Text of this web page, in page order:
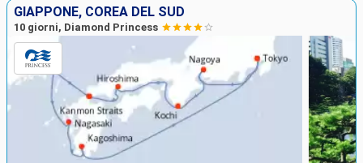
GIAPPONE, COREA DEL SUD
10 giorni, Diamond Princess